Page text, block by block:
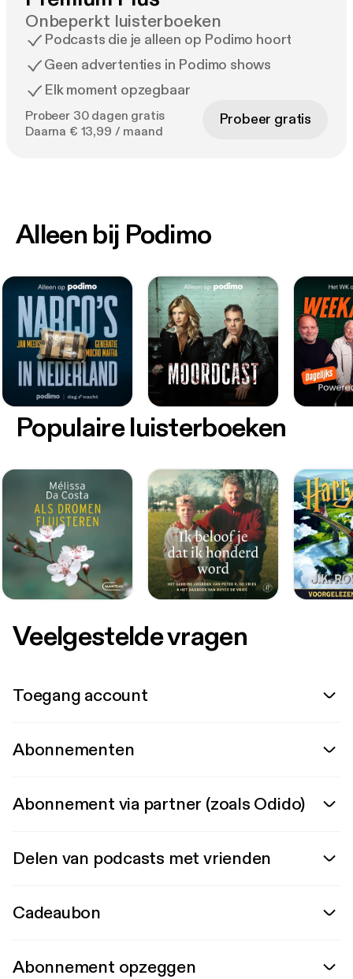
Onbeperkt luisterboeken
Podcasts die je alleen op Podimo hoort
Geen advertenties in Podimo shows
Elk moment opzegbaar
Probeer 30 dagen gratis
Daarna € 13,99 / maand
Probeer gratis
Alleen bij Podimo
Populaire luisterboeken
Veelgestelde vragen
Toegang account
Abonnementen
Abonnement via partner (zoals Odido)
Delen van podcasts met vrienden
Cadeaubon
Abonnement opzeggen